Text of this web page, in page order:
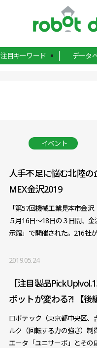
注目キーワード データ
イベント
人手不足に悩む北陸
MEX金沢2019
「第57回機械工業見本市金
５月16日～18日の３日間、
示館」で開催された。216社
2019.05.24
［注目製品
ボットが変わる?! 【
ロボテック（東京都中央区、
ルク（回転する力の強さ）制
エータ「ユニサーボ」とその